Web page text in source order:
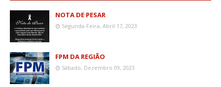
NOTA DE PESAR
Segunda-Feira, Abril 17, 2023
FPM DA REGIÃO
Sábado, Dezembro 09, 2023